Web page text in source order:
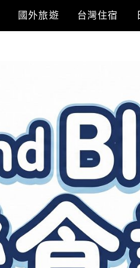
國外旅遊 台灣住宿